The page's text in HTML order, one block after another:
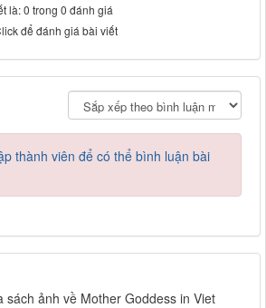
là: 0 trong 0 đánh giá
để đánh giá bài viết
thành viên để có thể bình luận bài
sách ảnh về Mother Goddess in Viet